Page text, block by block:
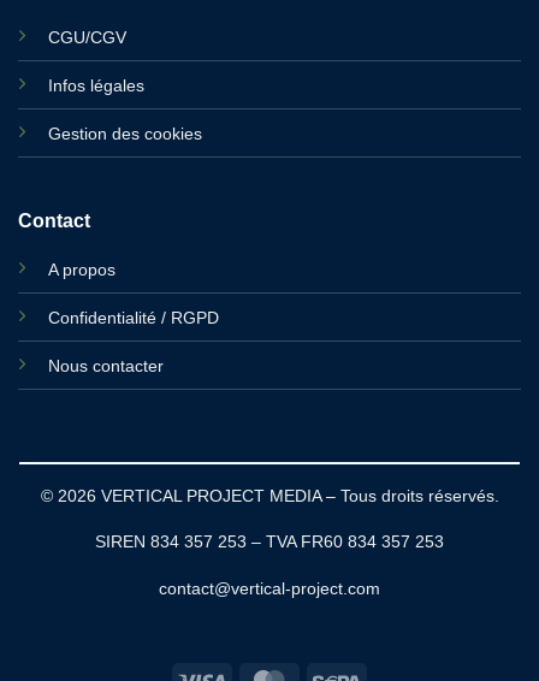
CGU/CGV
Infos légales
Gestion des cookies
Contact
A propos
Confidentialité / RGPD
Nous contacter
© 2026 VERTICAL PROJECT MEDIA – Tous droits réservés.
SIREN 834 357 253 – TVA FR60 834 357 253
contact@vertical-project.com